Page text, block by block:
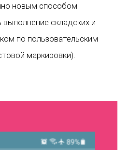
новым способом
складских и
по пользовательским
маркировки).